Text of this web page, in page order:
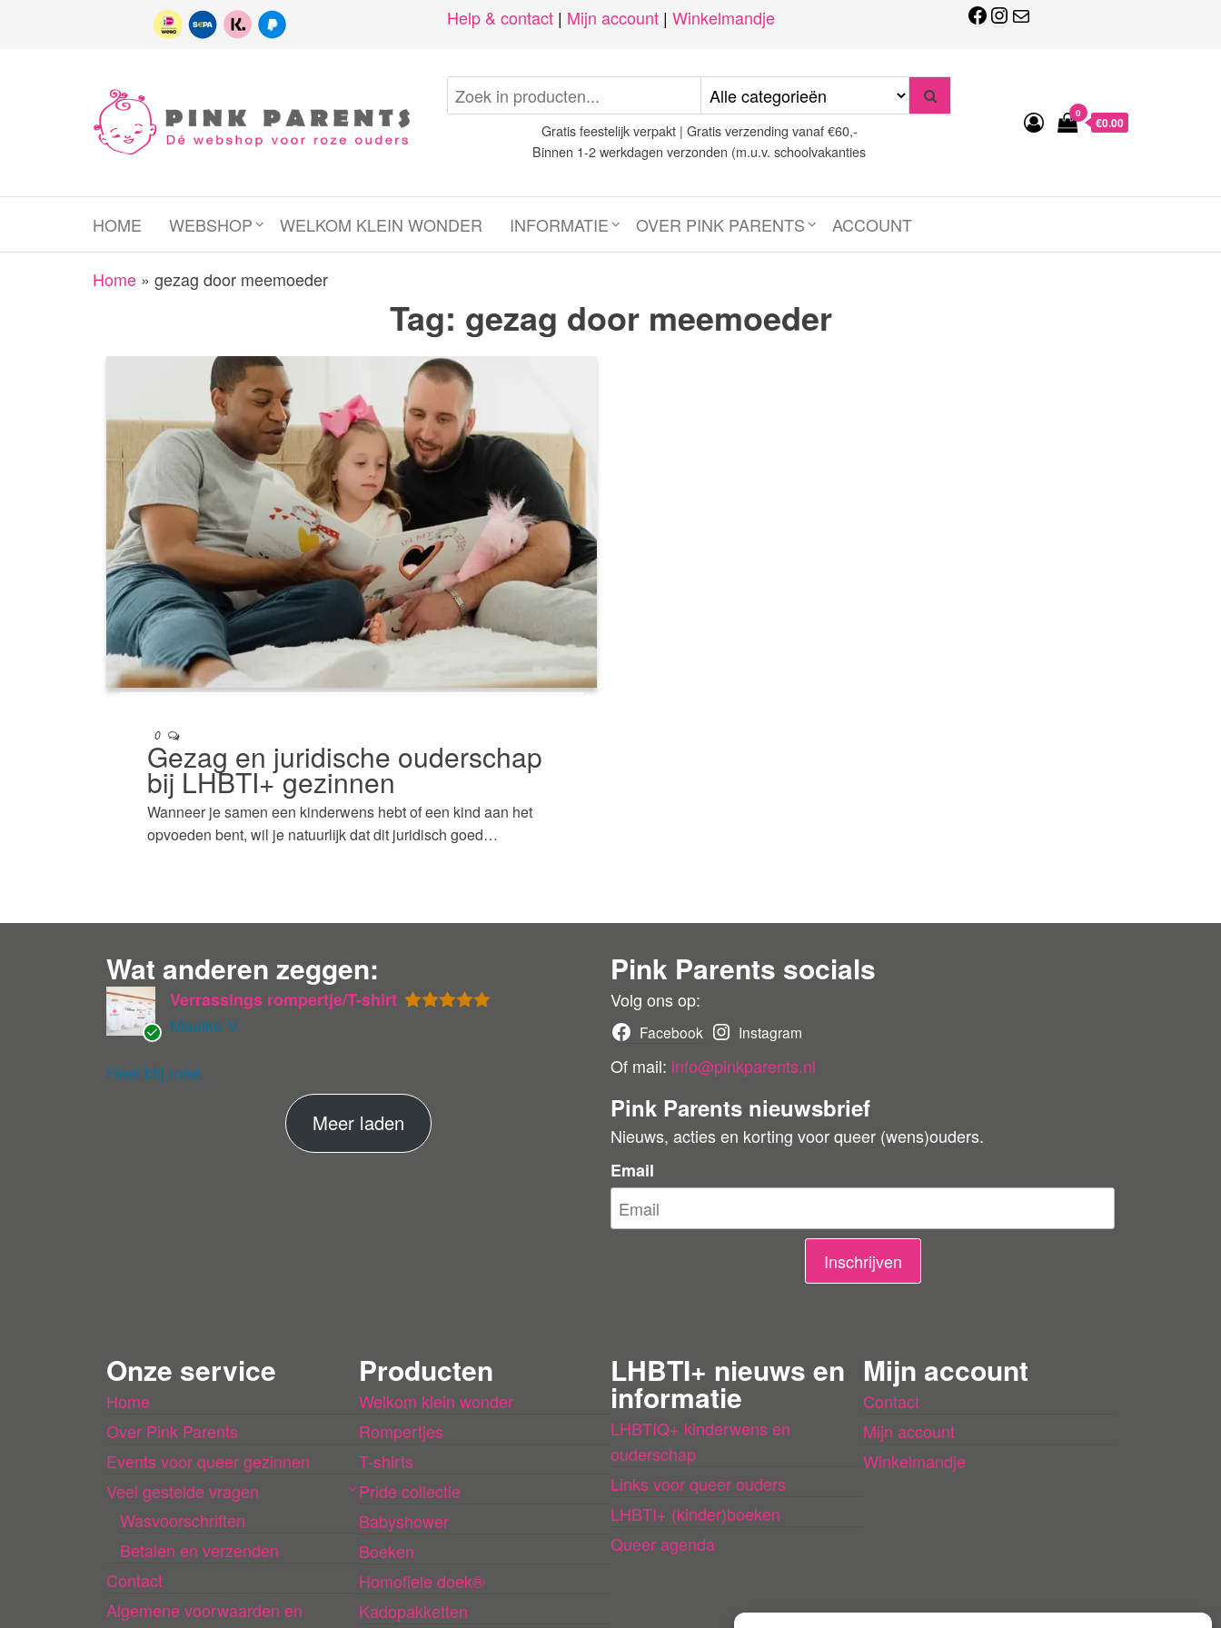
Help & contact| Mijn account| Winkelmandje Facebook Instagram E-mail
Parents
Gratis feestelijk verpakt | Gratis verzending vanaf €60,-
Binnen 1-2 werkdagen verzonden (m.u.v. schoolvakanties
0
€0.00
HOME WEBSHOP WELKOM KLEIN WONDER INFORMATIE OVER PINK PARENTS ACCOUNT
Home » gezag door meemoeder
Tag: gezag door meemoeder
0
Gezag en juridische ouderschap
bij LHBTI+ gezinnen
Wanneer je samen een kinderwens hebt of een kind aan het
opvoeden bent, wil je natuurlijk dat dit juridisch goed…
Wat anderen zeggen:
ev
eri
Verrassings rompertje/T-shirt
Maaike V.
Heel blij mee.
Meer laden
e
d
e
l
i
n
g
e
n
l
Pink Parents socials
Volg ons op:
Facebook Instagram
Of mail: info@pinkparents.nl
Pink Parents nieuwsbrief
Nieuws, acties en korting voor queer (wens)ouders.
Email
Inschrijven
Onze service
Home
Over Pink Parents
Events voor queer gezinnen
Veel gestelde vragen
Wasvoorschriften
Betalen en verzenden
Contact
Algemene voorwaarden en
Producten
Welkom klein wonder
Rompertjes
T-shirts
Pride collectie
Babyshower
Boeken
Homofiele doek®
Kadopakketten
LHBTI+ nieuws en
informatie
LHBTIQ+ kinderwens en
ouderschap
Links voor queer ouders
LHBTI+ (kinder)boeken
Queer agenda
Mijn account
Contact
Mijn account
Winkelmandje